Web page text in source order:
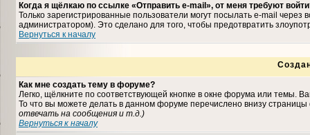
Когда я щёлкаю по ссылке «Отправить e-mail», от меня требуют
Только зарегистрированные пользователи могут посылать e-mail
администратором). Это сделано для того, чтобы предотвратить
Вернуться к началу
Как мне создать тему в форуме?
Легко, щёлкните по соответствующей кнопке в окне форума или темы.
То что вы можете делать в данном форуме перечислено внизу
отвечать на сообщения и т.д.)
Вернуться к началу